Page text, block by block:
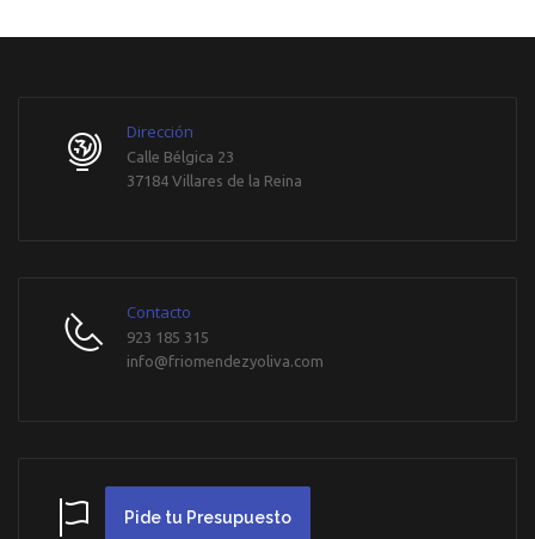
Dirección
Calle Bélgica 23
37184 Villares de la Reina
Contacto
923 185 315
info@friomendezyoliva.com
Pide tu Presupuesto